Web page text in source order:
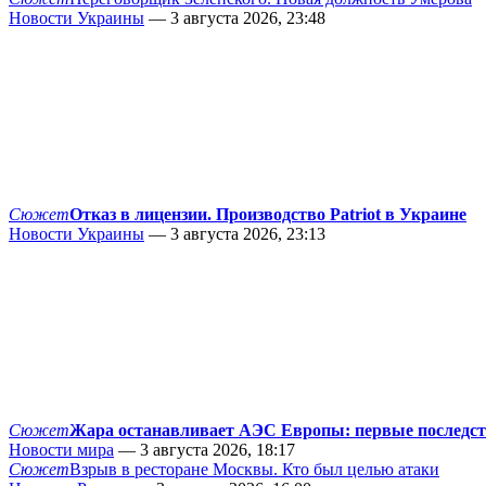
Новости Украины — 3 августа 2026, 23:48
СюжетОтказ в лицензии. Производство Patriot в Украине
Новости Украины — 3 августа 2026, 23:13
СюжетЖара останавливает АЭС Европы: первые
Новости мира — 3 августа 2026, 18:17
СюжетВзрыв в ресторане Москвы. Кто был целью атаки